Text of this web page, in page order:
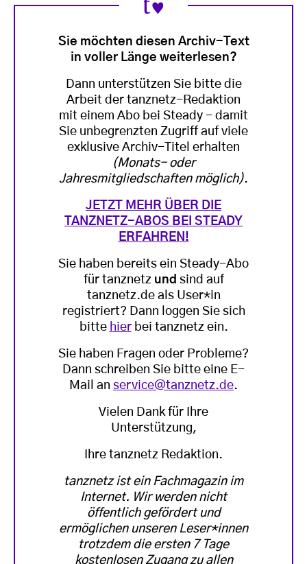
Sie möchten diesen Archiv-Text
in voller Länge weiterlesen?
Dann unterstützen Sie bitte die
Arbeit der tanznetz-Redaktion
mit einem Abo bei Steady - damit
Sie unbegrenzten Zugriff auf viele
exklusive Archiv-Titel erhalten
(Monats- oder
Jahresmitgliedschaften möglich).
JETZT MEHR ÜBER DIE
TANZNETZ-ABOS BEI STEADY
ERFAHREN!
Sie haben bereits ein Steady-Abo
für tanznetz und sind auf
tanznetz.de als User*in
registriert? Dann loggen Sie sich
bitte hierbei tanznetz ein.
Sie haben Fragen oder Probleme?
Dann schreiben Sie bitte eine E-
Mail an service@tanznetz.de.
Vielen Dank für Ihre
Unterstützung,
Ihre tanznetz Redaktion.
tanznetz ist ein Fachmagazin im
Internet. Wir werden nicht
öffentlich gefördert und
ermöglichen unseren Leser*innen
trotzdem die ersten 7 Tage
kostenlosen Zugang zu allen